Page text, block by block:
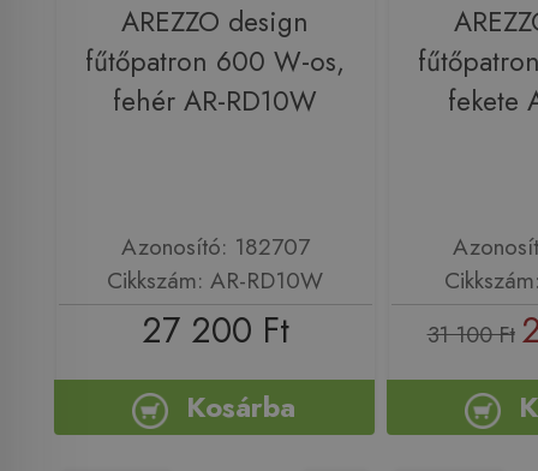
AREZZO design
fűtőpatron 600 W-os,
fehér AR-RD10W
Azonosító: 182707
Cikkszám: AR-RD10W
27 200 Ft
Kosárba
fekete
31 100 Ft